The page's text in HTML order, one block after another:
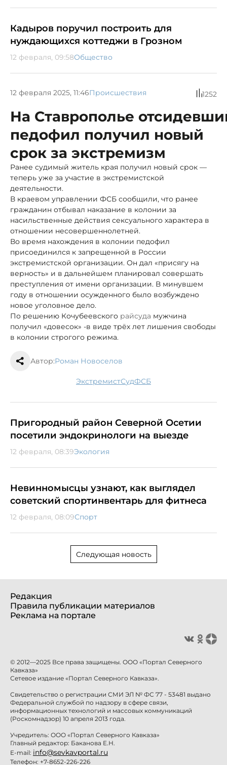
Кадыров поручил построить для
нуждающихся коттеджи в Грозном
12 февраля, 09:58Общество
12 февраля 2025, 11:46Происшествия 1252
На Ставрополье
педофил получил новый
срок за экстремизм
Ранее судимый житель края получил новый срок —
теперь уже за участие в экстремистской
деятельности.
В краевом управлении ФСБ сообщили, что ранее
гражданин отбывал наказание в колонии за
насильственные действия сексуального характера в
отношении несовершеннолетней.
Во время нахождения в колонии педофил
присоединился к запрещенной в России
экстремистской организации. Он дал «присягу на
верность» и в дальнейшем планировал совершать
преступления от имени организации. В минувшем
году в отношении осужденного было возбуждено
новое уголовное дело.
По решению Кочубеевского райсуда мужчина
получил «довесок» -в виде трёх лет лишения свободы
в колонии строгого режима.
Автор:Роман Новоселов
экстремист суд ФСБ
Пригородный район Северной Осетии
посетили эндокринологи на выезде
12 февраля, 08:39Экология
Невинномысцы узнают, как выглядел
советский спортинвентарь для фитнеса
12 февраля, 08:09Спорт
Следующая новость
Редакция
Правила публикации материалов
Реклама на портале
© 2012—2025 Все права защищены. ООО «Портал Северного
Кавказа»
Сетевое издание «Портал Северного Кавказа».
Свидетельство о регистрации СМИ ЭЛ № ФС 77 - 53481 выдано
Федеральной службой по надзору в сфере связи,
информационных технологий и массовых коммуникаций
(Роскомнадзор) 10 апреля 2013 года.
Учредитель: ООО «Портал Северного Кавказа»
Главный редактор: Баканова Е.Н.
E-mail: info@sevkavportal.ru
Телефон: +7-8652-226-226